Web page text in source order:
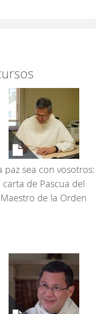
paz sea con vosotros:
carta de Pascua del
Maestro de la Orden